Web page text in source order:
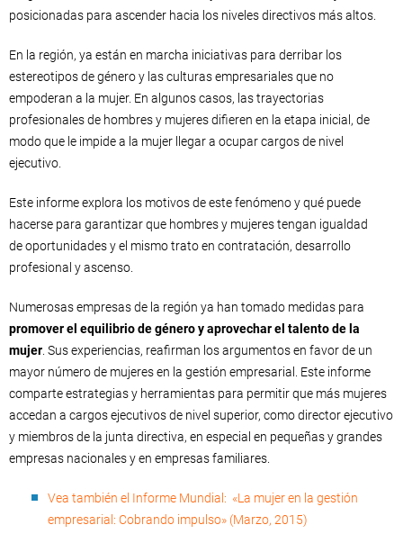
posicionadas para ascender hacia los niveles directivos más altos.
En la región, ya están en marcha iniciativas para derribar los
estereotipos de género y las culturas empresariales que no
empoderan a la mujer. En algunos casos, las trayectorias
profesionales de hombres y mujeres difieren en la etapa inicial, de
modo que le impide a la mujer llegar a ocupar cargos de nivel
ejecutivo.
Este informe explora los motivos de este fenómeno y qué puede
hacerse para garantizar que hombres y mujeres tengan igualdad
de oportunidades y el mismo trato en contratación, desarrollo
profesional y ascenso.
Numerosas empresas de la región ya han tomado medidas para
promover el equilibrio de género y aprovechar el talento de la
mujer . Sus experiencias, reafirman los argumentos en favor de un
mayor número de mujeres en la gestión empresarial. Este informe
comparte estrategias y herramientas para permitir que más mujeres
accedan a cargos ejecutivos de nivel superior, como director ejecutivo
y miembros de la junta directiva, en especial en pequeñas y grandes
empresas nacionales y en empresas familiares.
Vea también el Informe Mundial: «La mujer en la gestión
empresarial: Cobrando impulso» (Marzo, 2015)